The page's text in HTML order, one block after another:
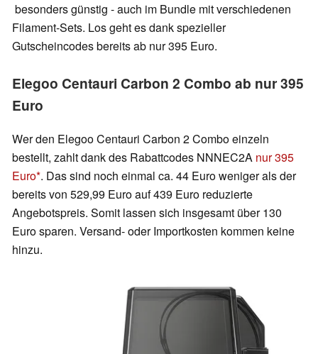
besonders günstig - auch im Bundle mit verschiedenen
Filament-Sets. Los geht es dank spezieller
Gutscheincodes bereits ab nur 395 Euro.
Elegoo Centauri Carbon 2 Combo ab nur 395
Euro
Wer den Elegoo Centauri Carbon 2 Combo einzeln
bestellt, zahlt dank des Rabattcodes NNNEC2A nur 395
Euro . Das sind noch einmal ca. 44 Euro weniger als der
bereits von 529,99 Euro auf 439 Euro reduzierte
Angebotspreis. Somit lassen sich insgesamt über 130
Euro sparen. Versand- oder Importkosten kommen keine
hinzu.